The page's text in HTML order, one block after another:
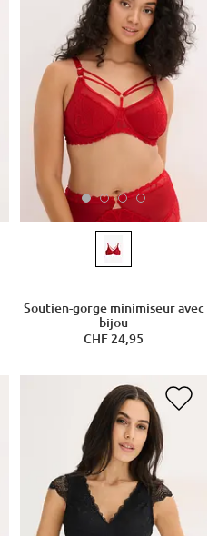
Soutien-gorge minimiseur avec
bijou
CHF 24,95